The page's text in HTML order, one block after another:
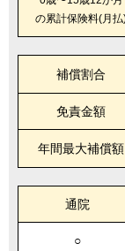
の累計保険料(月払
補償割合
免責金額
年間最大補償額
通院
○